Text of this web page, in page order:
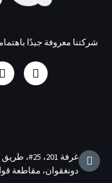
شركتنا معروفة جيدًا
ف
ي
س
ا
ن
غرفة 201،
دونغقوان، مقاطعة